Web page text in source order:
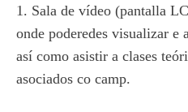
1. Sala de vídeo (pantalla
onde poderedes visualizar e
así como asistir a clases
asociados co camp.